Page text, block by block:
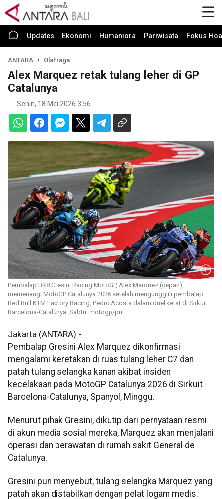
Updates Ekonomi Humaniora Pariwisata Fokus
ANTARA Olahraga
Alex Marquez retak tulang leher di GP
Catalunya
Senin, 18 Mei 2026 3:56
Pembalap BK8 Gresini Racing MotoGP, Alex Marquez (depan),
memenangi MotoGP Catalunya 2026 setelah mengungguli pembalap
Red Bull KTM Factory Racing, Pedro Acosta dalam duel ketat di Sirkuit
Barcelona-Catalunya, Sabtu. motogp/pri.
Jakarta (ANTARA) -
Pembalap Gresini Alex Marquez dikonfirmasi
mengalami keretakan di ruas tulang leher C7 dan
patah tulang selangka kanan akibat insiden
kecelakaan pada MotoGP Catalunya 2026 di Sirkuit
Barcelona-Catalunya, Spanyol, Minggu.
Menurut pihak Gresini, dikutip dari pernyataan resmi
di akun media sosial mereka, Marquez akan menjalani
operasi dan perawatan di rumah sakit General de
Catalunya.
Gresini pun menyebut, tulang selangka Marquez yang
patah akan distabilkan dengan pelat logam medis.